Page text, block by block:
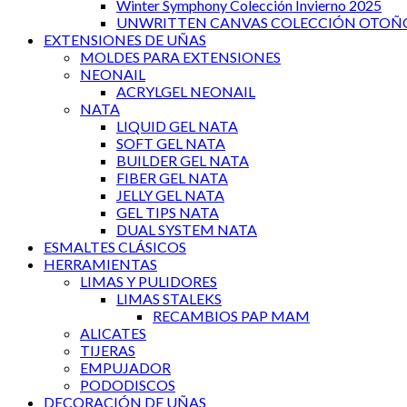
Winter Symphony Colección Invierno 2025
UNWRITTEN CANVAS COLECCIÓN
EXTENSIONES DE UÑAS
MOLDES PARA EXTENSIONES
NEONAIL
ACRYLGEL NEONAIL
NATA
LIQUID GEL NATA
SOFT GEL NATA
BUILDER GEL NATA
FIBER GEL NATA
JELLY GEL NATA
GEL TIPS NATA
DUAL SYSTEM NATA
ESMALTES CLÁSICOS
HERRAMIENTAS
LIMAS Y PULIDORES
LIMAS STALEKS
RECAMBIOS PAP MAM
ALICATES
TIJERAS
EMPUJADOR
PODODISCOS
DECORACIÓN DE UÑAS